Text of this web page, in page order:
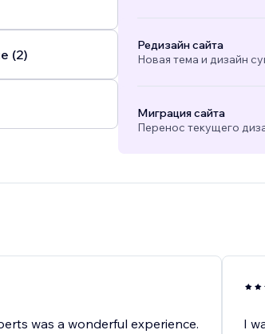
(2)
Редизайн сайта
Новая тема и дизайн
Миграция сайта
Перенос текущего
was a wonderful experience.
I